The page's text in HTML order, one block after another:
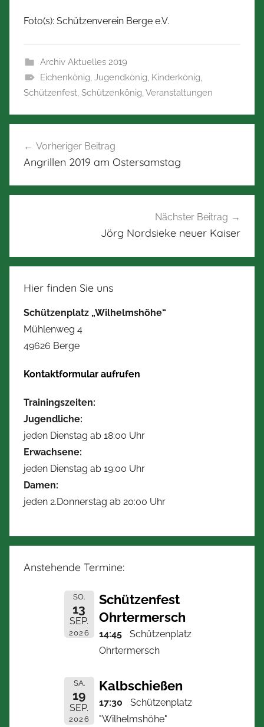
Foto(s): Schützenverein Berge e.V.
Archiv Aktuelles 2019
Eichenkönig Jugendkönig Kinderkönig
Schützenfest Schützenkönig Veranstaltungen
Vorheriger Beitrag
Angrillen 2019 am Ostersamstag
Nächster Beitrag
Jörg Nordsieke neuer Kaiser
Hier finden Sie uns
Schützenplatz „Wilhelmshöhe“
Mühlenweg 4
49626 Berge
Kontaktformular aufrufen
Trainingszeiten:
Jugendliche:
jeden Dienstag ab 18:00 Uhr
Erwachsene:
jeden Dienstag ab 19:00 Uhr
Damen:
jeden 2.Donnerstag ab 20:00 Uhr
Anstehende Termine:
SO.
13
SEP.
2026
Schützenfest
Ohrtermersch
14:45
Schützenplatz
Ohrtermersch
SA.
19
SEP.
2026
Kalbschießen
17:30
Schützenplatz
"Wilhelmshöhe"